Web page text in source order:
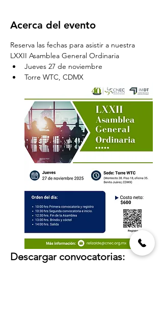
Acerca del evento
Reserva las fechas para asistir a nuestra
LXXII Asamblea General Ordinaria
Jueves 27 de noviembre
Torre WTC, CDMX
Descargar convocatorias: